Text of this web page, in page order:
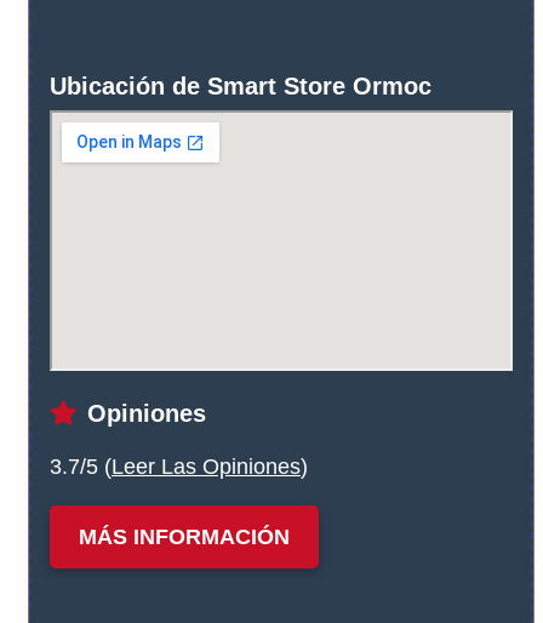
Ubicación de Smart Store Ormoc
Opiniones
3.7/5 (Leer Las Opiniones)
MÁS INFORMACIÓN